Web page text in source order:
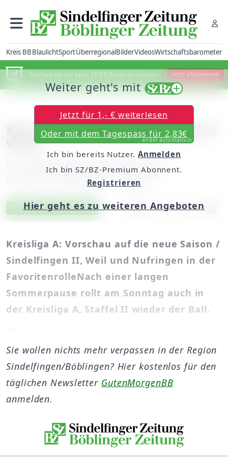
Kreis BBBlaulichtSportÜberregionalBilderVideosWirtschaftsbarometer
Machen Sie mit beim SZ/BZ-Bürgerbarometer! Jetzt abstimmen
Kurt Müller hat den Aufstieg im
Visier
unserem Mitarbeiter Edip Zvizdiç
Freitag, 27. August 2010, 00:00 Uhr
Artikel vorlesen
Exklusiv für Abonnenten
Kreisliga A: Vorschau auf die neue Saison /
Sindelfingen II, Weil und Nufringen in der
FavoritenrolleNach einer langen
Sommerpause rollt am Sonntag auch in
der Kreisliga A, Staffel II wieder der Ball.
Weiter geht's mit
Jetzt für 1,- € weiterlesen
Oder mit dem Tagespass für 2,83€
endet automatisch
Ich bin bereits Nutzer. Anmelden
Ich bin SZ/BZ-Premium Abonnent.
Registrieren
Hier geht es zu weiteren Angeboten
Sie wollen nichts mehr verpassen in der Region
Sindelfingen/Böblingen? Hier kostenlos für den
täglichen Newsletter GutenMorgenBB
anmelden.